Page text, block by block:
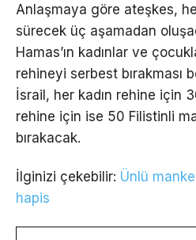
Anlaşmaya göre ateşkes,
sürecek üç aşamadan
Hamas’ın kadınlar ve
rehineyi serbest bırakması
İsrail, her kadın rehine için
rehine için ise 50 Filistinli
bırakacak.
İlginizi çekebilir: Ünlü
hapis